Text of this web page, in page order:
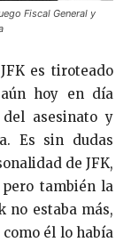
Fiscal General y
es tiroteado
hoy en día
asesinato y
Es sin dudas
de JFK,
también la
no estaba más,
él lo había